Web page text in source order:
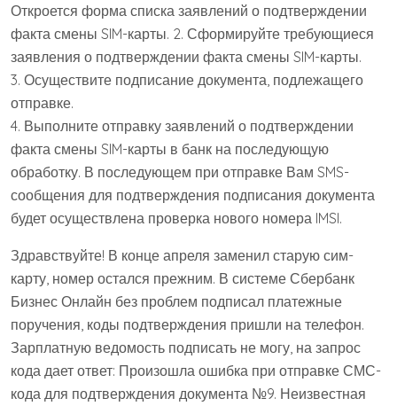
Откроется форма списка заявлений о подтверждении
факта смены SIM-карты. 2. Сформируйте требующиеся
заявления о подтверждении факта смены SIM-карты.
3. Осуществите подписание документа, подлежащего
отправке.
4. Выполните отправку заявлений о подтверждении
факта смены SIM-карты в банк на последующую
обработку. В последующем при отправке Вам SMS-
сообщения для подтверждения подписания документа
будет осуществлена проверка нового номера IMSI.
Здравствуйте! В конце апреля заменил старую сим-
карту, номер остался прежним. В системе Сбербанк
Бизнес Онлайн без проблем подписал платежные
поручения, коды подтверждения пришли на телефон.
Зарплатную ведомость подписать не могу, на запрос
кода дает ответ: Произошла ошибка при отправке СМС-
кода для подтверждения документа №9. Неизвестная